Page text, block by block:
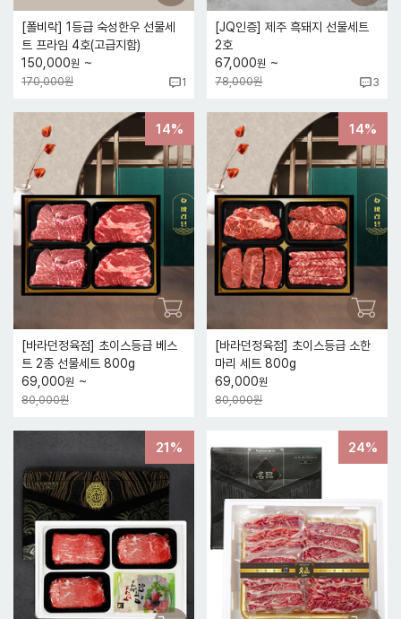
[폴비락] 1등급 숙성한우 선물세
트 프라임 4호(고급지함)
150,000원 ~
170,000원 1
[JQ인증] 제주 흑돼지 선물세트
2호
67,000원 ~
78,000원 3
14%
[바라던정육점] 초이스등급 베스
트 2종 선물세트 800g
69,000원 ~
80,000원
14%
[바라던정육점] 초이스등급 소한
마리 세트 800g
69,000원
80,000원
21% 24%